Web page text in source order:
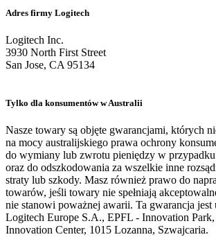
Adres firmy Logitech
Logitech Inc.
3930 North First Street
San Jose, CA 95134
Tylko dla konsumentów w Australii
Nasze towary są objęte gwarancjami, których
na mocy australijskiego prawa ochrony
do wymiany lub zwrotu pieniędzy w
oraz do odszkodowania za wszelkie inne
straty lub szkody. Masz również prawo do
towarów, jeśli towary nie spełniają
nie stanowi poważnej awarii. Ta gwarancja jest
Logitech Europe S.A., EPFL - Innovation
Innovation Center, 1015 Lozanna, Szwajcaria.